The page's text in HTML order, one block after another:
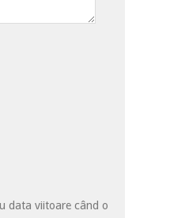
data viitoare când o